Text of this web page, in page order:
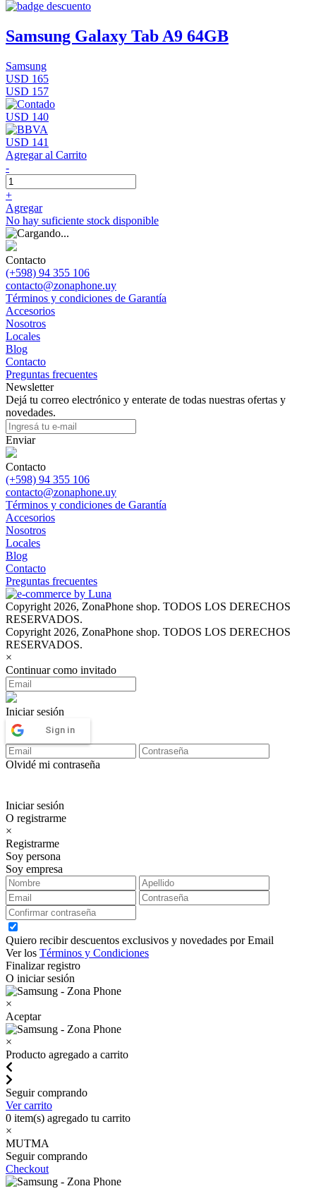
Samsung Galaxy Tab A9 64GB
Samsung
USD 165
USD 157
USD 140
USD 141
Agregar al Carrito
-
+
Agregar
No hay suficiente stock disponible
Contacto
(+598) 94 355 106
contacto@zonaphone.uy
Términos y condiciones de Garantía
Accesorios
Nosotros
Locales
Blog
Contacto
Preguntas frecuentes
Newsletter
Dejá tu correo electrónico y enterate de todas nuestras ofertas y
novedades.
Enviar
Contacto
(+598) 94 355 106
contacto@zonaphone.uy
Términos y condiciones de Garantía
Accesorios
Nosotros
Locales
Blog
Contacto
Preguntas frecuentes
Copyright 2026, ZonaPhone shop. TODOS LOS DERECHOS
RESERVADOS.
Copyright 2026, ZonaPhone shop. TODOS LOS DERECHOS
RESERVADOS.
×
Continuar como invitado
Iniciar sesión
Sign in
Olvidé mi contraseña
Iniciar sesión
O registrarme
×
Registrarme
Soy persona
Soy empresa
Quiero recibir descuentos exclusivos y novedades por Email
Ver los Términos y Condiciones
Finalizar registro
O iniciar sesión
×
Aceptar
×
Producto agregado a carrito
Seguir comprando
Ver carrito
0 item(s) agregado tu carrito
×
MUTMA
Seguir comprando
Checkout